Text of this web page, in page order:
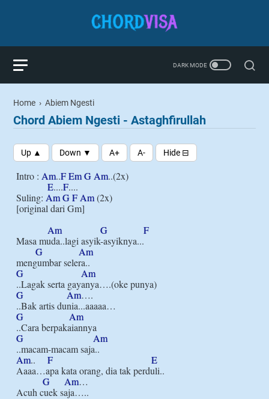
Home › Abiem Ngesti
Chord Abiem Ngesti - Astaghfirullah
Intro : Am..FEmG Am..(2x)
E....F....
Suling: AmGF Am (2x)
[original dari Gm]
Am
G
F
Masa muda..lagi asyik-asyiknya...
G
Am
G
Am
G
Am….
G
Am
G
Am
Am.. F
E
Aaaa…apa kata orang, dia tak perduli..
G
Am…
Acuh cuek saja…..